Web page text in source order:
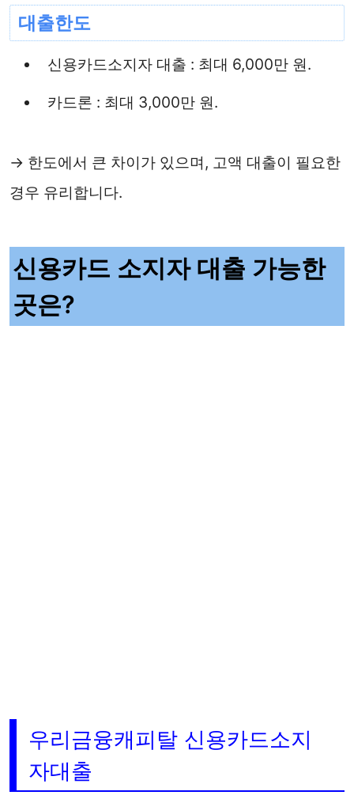
대출한도
신용카드소지자 대출 : 최대 6,000만 원.
카드론 : 최대 3,000만 원.
→ 한도에서 큰 차이가 있으며, 고액 대출이 필요한
경우 유리합니다.
신용카드 소지자 대출 가능한
곳은?
우리금융캐피탈 신용카드소지
자대출